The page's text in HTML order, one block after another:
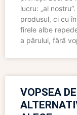
lucru: „al
produsul, ci cu
firele albe
a părului, fără
VOPSEA